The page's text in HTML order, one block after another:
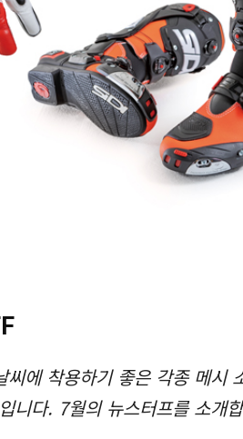
에 착용하기 좋은 각종 메시
니다. 7월의 뉴스터프를 소개